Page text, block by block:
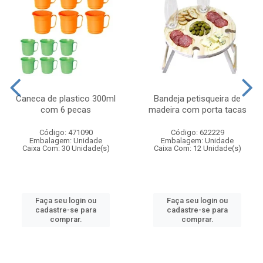
Caneca de plastico 300ml
com 6 pecas
Código: 471090
Embalagem: Unidade
Caixa Com: 30 Unidade(s)
Faça seu login ou
cadastre-se para
comprar.
Bandeja petisqueira de
madeira com porta tacas
Código: 622229
Embalagem: Unidade
Caixa Com: 12 Unidade(s)
Faça seu login ou
cadastre-se para
comprar.